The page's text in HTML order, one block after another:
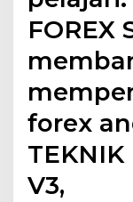
FOREX
forex
TEKNIK
V3,